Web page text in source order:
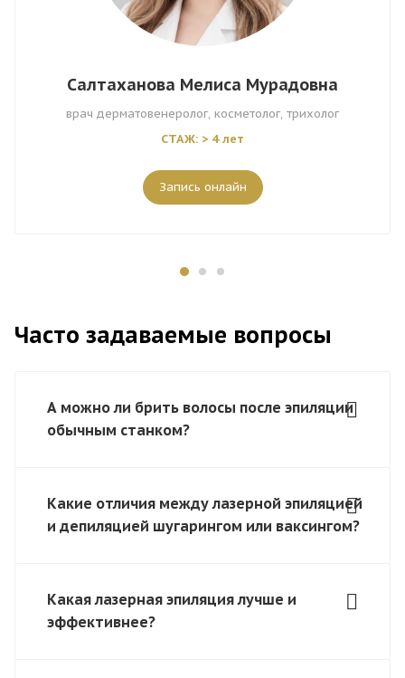
Салтаханова Мелиса Мурадовна
врач дерматовенеролог, косметолог, трихолог
СТАЖ: > 4 лет
Запись онлайн
Часто задаваемые вопросы
А можно ли брить волосы после эпиляции
обычным станком?
Какие отличия между лазерной эпиляцией
и депиляцией шугарингом или ваксингом?
Какая лазерная эпиляция лучше и
эффективнее?